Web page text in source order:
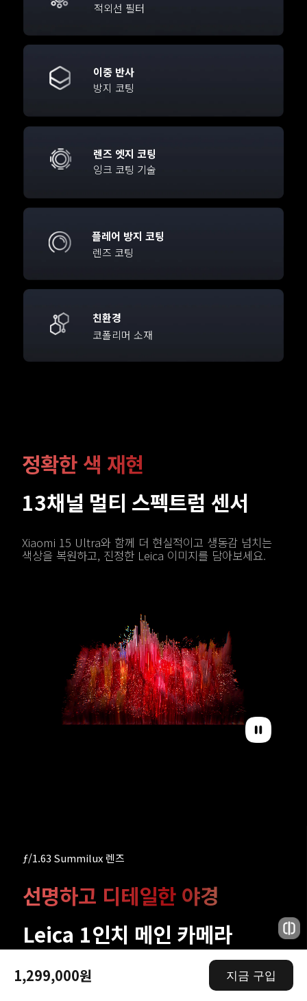
1,299,000원 지금 구입
적외선 필터
방지 코팅
렌즈 엣지 코팅
잉크 코팅 기술
플레어 방지 코팅
렌즈 코팅
친환경
정확한 색 재현
13채널 멀티 스펙트럼 센서
Xiaomi 15 Ultra와 함께 더 현실적이고 생동감 넘치는
색상을 복원하고, 진정한 Leica 이미지를 담아보세요.
ƒ/1.63 Summilux 렌즈
선명하고 디테일한 야경
Leica 1인치 메인 카메라
Xiaomi 15 Ultra의 메인 카메라는 23mm Leica
Summilux 광학 렌즈, 1인치 이미지 센서, 최고의 광학